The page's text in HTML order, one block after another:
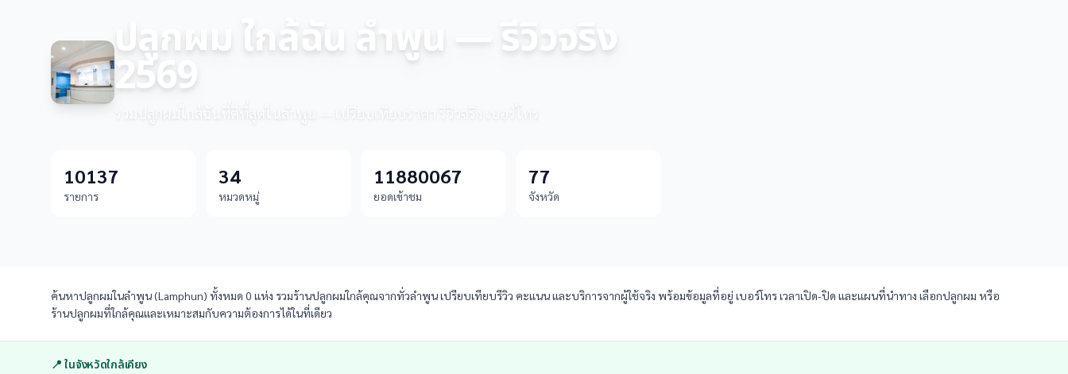
ปลูกผม ใกล้ฉัน ลำพูน — รีวิวจริง
2569
รวมปลูกผมใกล้ฉันที่ดีที่สุดในลำพูน — เปรียบเทียบราคา รีวิวจริง เบอร์โทร
10137
รายการ
34
หมวดหมู่
11880067
ยอดเข้าชม
77
จังหวัด
ค้นหาปลูกผมในลำพูน (Lamphun) ทั้งหมด 0 แห่ง รวมร้านปลูกผมใกล้คุณจากทั่วลำพูน เปรียบเทียบรีวิว คะแนน และบริการจากผู้ใช้จริง พร้อมข้อมูลที่อยู่ เบอร์โทร เวลาเปิด-ปิด และแผนที่นำทาง เลือกปลูกผม หรือ
ร้านปลูกผมที่ใกล้คุณและเหมาะสมกับความต้องการได้ในที่เดียว
📍 ในจังหวัดใกล้เคียง